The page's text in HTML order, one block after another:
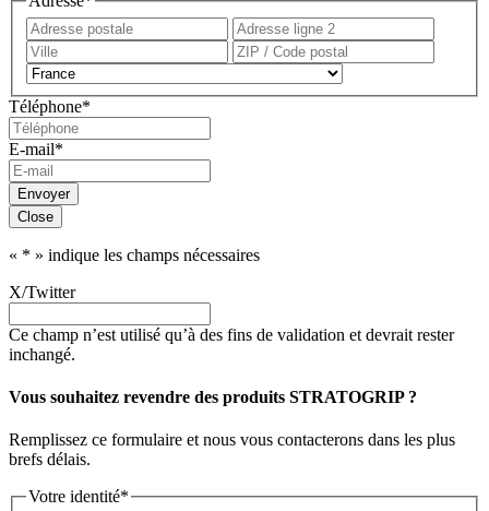
Adresse
postale
Ville
Téléphone*
E-mail*
Envoyer
Close
« * » indique les champs nécessaires
X/Twitter
Ce champ n’est utilisé qu’à des fins de validation et devrait rester
inchangé.
Vous souhaitez revendre des produits STRATOGRIP ?
Remplissez ce formulaire et nous vous contacterons dans les plus
brefs délais.
Votre identité*